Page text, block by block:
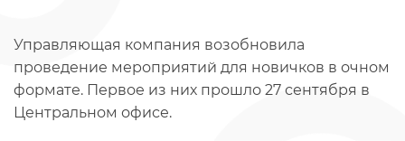
Управляющая компания возобновила
проведение мероприятий для новичков в очном
формате. Первое из них прошло 27 сентября в
Центральном офисе.